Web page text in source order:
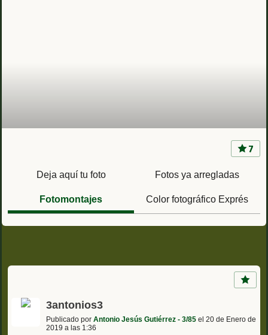
Retoque fotográfico gratuito de tus fotos de la
7
Deja aquí tu foto Fotos ya arregladas
Fotomontajes Color fotográfico Exprés
3antonios3
Publicado por Antonio Jesús Gutiérrez - 3/85 el 20 de Enero de
2019 a las 1:36